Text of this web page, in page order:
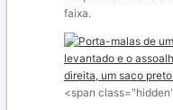
faixa.
<span